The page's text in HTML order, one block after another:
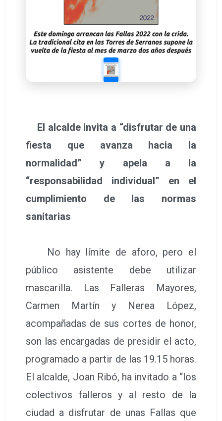
El alcalde invita a “disfrutar de una
fiesta que avanza hacia la
normalidad” y apela a la
“responsabilidad individual” en el
cumplimiento de las normas
sanitarias
No hay límite de aforo, pero el
público asistente debe utilizar
mascarilla. Las Falleras Mayores,
Carmen Martín y Nerea López,
acompañadas de sus cortes de honor,
son las encargadas de presidir el acto,
programado a partir de las 19.15 horas.
El alcalde, Joan Ribó, ha invitado a “los
colectivos falleros y al resto de la
ciudad a disfrutar de unas Fallas que